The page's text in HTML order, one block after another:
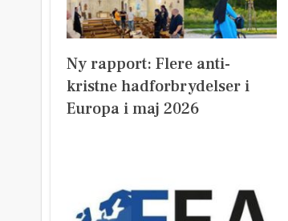
Ny rapport: Flere anti-
kristne hadforbrydelser i
Europa i maj 2026